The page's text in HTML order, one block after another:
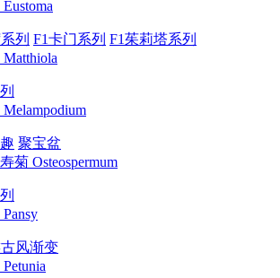
列 F1卡门系列 F1茱莉塔系列
聚宝盆
菊 Osteospermum
风渐变